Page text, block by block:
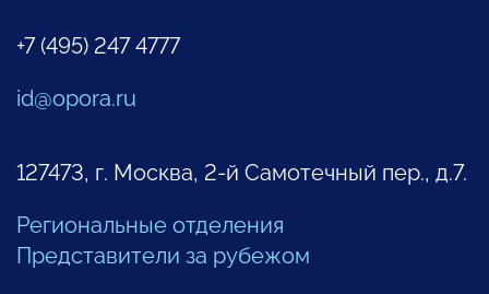
+7 (495) 247 4777
id@opora.ru
127473, г. Москва, 2-й Самотечный пер., д.7.
Региональные отделения
Представители за рубежом